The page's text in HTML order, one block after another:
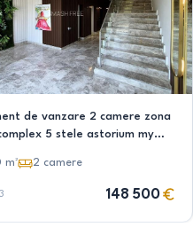
de vanzare 2 camere zona
5 stele astorium my
m² 2 camere
148 500